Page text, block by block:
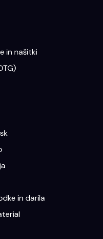
in našitki
in darila